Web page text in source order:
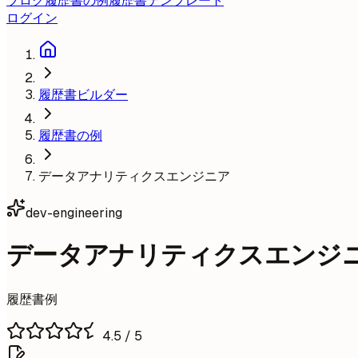
ログイン
履歴書ビルダー
履歴書の例
データアナリティクスエンジニア
dev-engineering
データアナリティクスエンジ
履歴書例
4.5 / 5